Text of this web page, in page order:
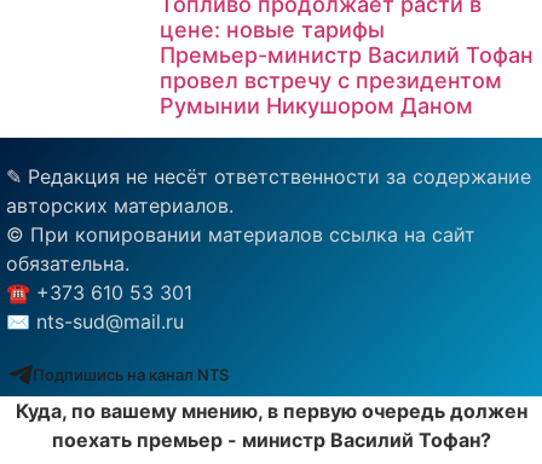
цене: новые тарифы
Премьер-министр Василий Тофан
провел встречу с президентом
Румынии Никушором Даном
✎ Редакция не несёт ответственности за содержание
авторских материалов.
© При копировании материалов ссылка на сайт
обязательна.
☎︎ +373 610 53 301
✉ nts-sud@mail.ru
Подпишись на канал NTS
Куда, по вашему мнению, в первую очередь должен
поехать премьер - министр Василий Тофан?